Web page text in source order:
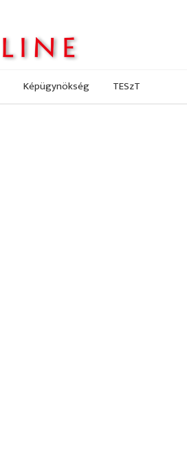
Képügynökség TESzT